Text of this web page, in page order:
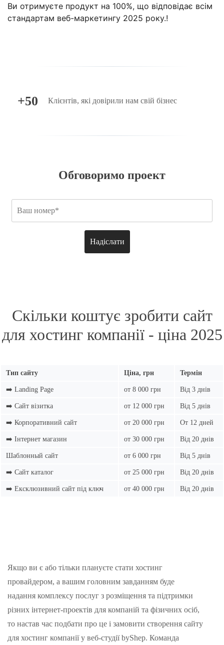
Ви отримуєте продукт на 100%, що відповідає всім
стандартам веб-маркетингу 2025 року.!
+50 Клієнтів, які довірили нам свій бізнес
Обговоримо проект
Скільки коштує зробити сайт
для хостинг компанії - ціна 2025
Тип сайту Ціна, грн Термін
➡️ Landing Page от 8 000 грн Від 3 днів
➡️ Сайт візитка от 12 000 грн Від 5 днів
➡️ Корпоративний сайт от 20 000 грн От 12 дней
➡️ Інтернет магазин от 30 000 грн Від 20 днів
Шаблонный сайт от 6 000 грн Від 5 днів
➡️ Сайт каталог от 25 000 грн Від 20 днів
➡️ Ексклюзивний сайт під ключ от 40 000 грн Від 20 днів
Якщо ви є або тільки плануєте стати хостинг
провайдером, а вашим головним завданням буде
надання комплексу послуг з розміщення та підтримки
різних інтернет-проектів для компаній та фізичних осіб,
то настав час подбати про це і замовити створення сайту
для хостинг компанії у веб-студії byShep. Команда